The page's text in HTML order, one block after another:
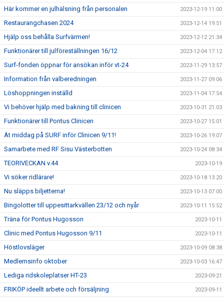
Här kommer en julhälsning från personalen 2023-12-19 11:00
Restaurangchasen 2024 2023-12-14 19:51
Hjälp oss behålla Surfvärmen! 2023-12-12 21:34
Funktionärer till julföreställningen 16/12 2023-12-04 17:12
Surf-fonden öppnar för ansökan inför vt-24 2023-11-29 13:57
Information från valberedningen 2023-11-27 09:06
Löshoppningen inställd 2023-11-04 17:54
Vi behöver hjälp med bakning till clinicen 2023-10-31 21:03
Funktionärer till Pontus Clinicen 2023-10-27 15:01
Ät middag på SURF inför Clinicen 9/11! 2023-10-26 19:07
Samarbete med RF Sisu Västerbotten 2023-10-24 08:34
TEORIVECKAN v.44 2023-10-19
Vi söker ridlärare! 2023-10-18 13:20
Nu släpps biljetterna! 2023-10-13 07:00
Bingolotter till uppesittarkvällen 23/12 och nyår 2023-10-11 15:52
Träna för Pontus Hugosson 2023-10-11
Clinic med Pontus Hugosson 9/11 2023-10-11
Höstlovsläger 2023-10-09 08:38
Medlemsinfo oktober 2023-10-03 16:47
Lediga ridskoleplatser HT-23 2023-09-21
FRIKÖP ideellt arbete och försäljning 2023-09-11